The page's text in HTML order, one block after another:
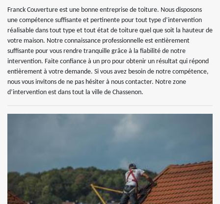
Franck Couverture est une bonne entreprise de toiture. Nous disposons
une compétence suffisante et pertinente pour tout type d’intervention
réalisable dans tout type et tout état de toiture quel que soit la hauteur de
votre maison. Notre connaissance professionnelle est entièrement
suffisante pour vous rendre tranquille grâce à la fiabilité de notre
intervention. Faite confiance à un pro pour obtenir un résultat qui répond
entièrement à votre demande. Si vous avez besoin de notre compétence,
nous vous invitons de ne pas hésiter à nous contacter. Notre zone
d’intervention est dans tout la ville de Chassenon.